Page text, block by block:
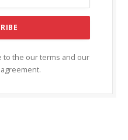
to the our terms and our
agreement.